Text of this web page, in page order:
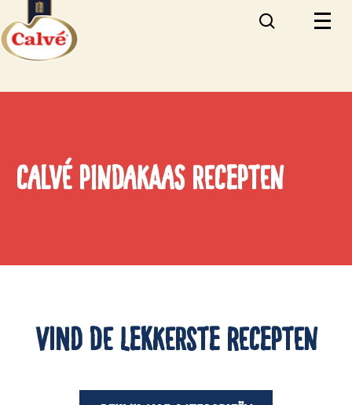
Calvé Pindakaas Recepten
Vind de lekkerste recepten